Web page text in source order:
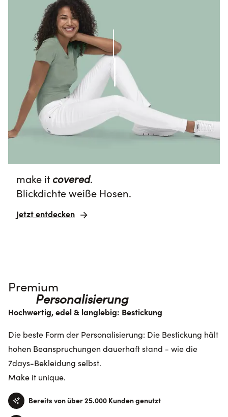
make it covered.
Blickdichte weiße Hosen.
Jetzt entdecken
Premium
Personalisierung
Hochwertig, edel & langlebig: Bestickung
Die beste Form der Personalisierung: Die Bestickung hält
hohen Beanspruchungen dauerhaft stand - wie die
7days-Bekleidung selbst.
Make it unique.
Bereits von über 25.000 Kunden genutzt